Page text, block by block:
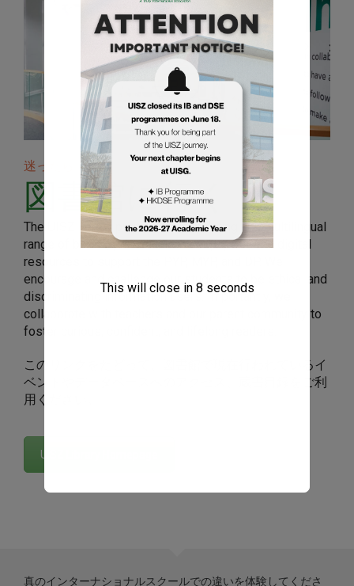
迷ったら
図書館に行く
The UISZ library provides a stimulating and multilingual
range of books, periodicals, newspapers, and digital
resources to support the PYP, MYP, and DP. We
encourage and challenge our students to be ethical and
discriminating information users. Importantly, we
collaborate with teachers and our parent community to
foster curious, confident, and lifelong readers.
このリンクをたどって、図書館で現在行われているイ
ベントやデータベースへのアクセス、蔵書目録をご利
用ください。
UISZ Library Homepage
真のインターナショナルスクールでの違いを体験してくださ
This will close in 8 seconds